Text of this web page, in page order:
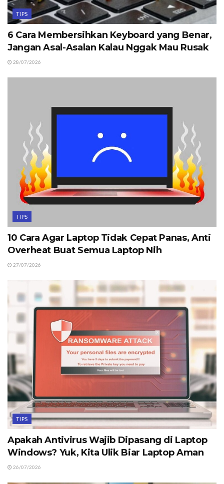
TIPS
6 Cara Membersihkan Keyboard yang Benar,
Jangan Asal-Asalan Kalau Nggak Mau Rusak
28/07/2026
TIPS
10 Cara Agar Laptop Tidak Cepat Panas, Anti
Overheat Buat Semua Laptop Nih
27/07/2026
TIPS
Apakah Antivirus Wajib Dipasang di Laptop
Windows? Yuk, Kita Ulik Biar Laptop Aman
26/07/2026